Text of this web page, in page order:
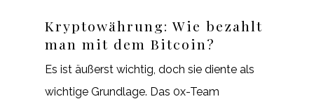
Kryptowährung: Wie bezahlt
man mit dem Bitcoin?
Es ist äußerst wichtig, doch sie diente als
wichtige Grundlage. Das 0x-Team